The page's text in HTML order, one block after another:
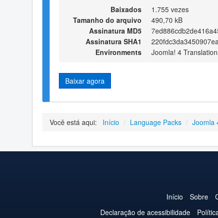
Baixados
1.755 vezes
Tamanho do arquivo
490,70 kB
Assinatura MD5
Assinatura SHA1
Environments
Joomla! 4
Baixar agora
Você está aqui: Início / Language Packs / Joomla
Início Sobre
Declaração de acessibilidade